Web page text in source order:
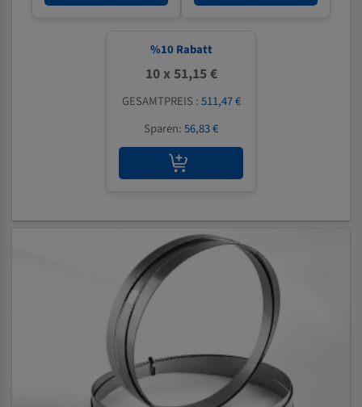
%10 Rabatt
10 x 51,15 €
GESAMTPREIS :511,47 €
Sparen:56,83 €